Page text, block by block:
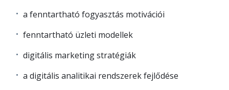
a fenntartható fogyasztás motivációi
fenntartható üzleti modellek
digitális marketing stratégiák
a digitális analitikai rendszerek fejlődése